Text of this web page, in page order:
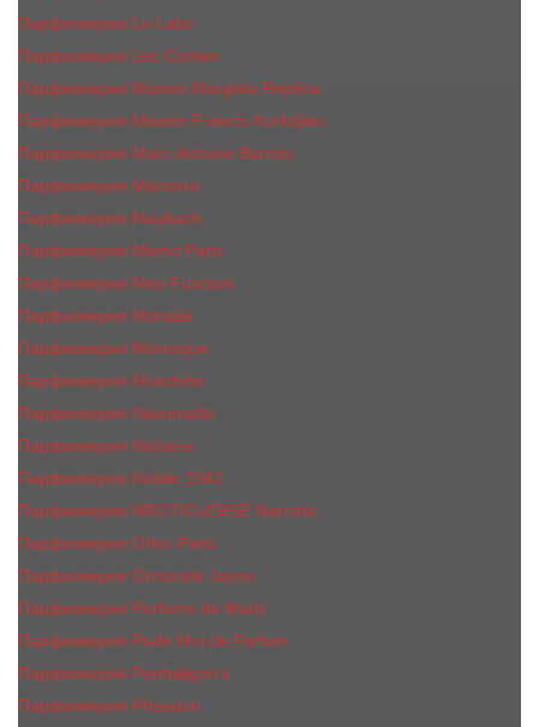
Парфюмерия Le Labo
Парфюмерия Les Contes
Парфюмерия Maison Margiela Replica
Парфюмерия Maison Francis Kurkdjian
Парфюмерия Marc-Antoine Barrois
Парфюмерия Mancera
Парфюмерия Maybach
Парфюмерия Memo Paris
Парфюмерия Meo Fusciuni
Парфюмерия Montale
Парфюмерия Moresque
Парфюмерия Moschino
Парфюмерия Nasomatto
Парфюмерия Nishane
Парфюмерия Nobile 1942
Парфюмерия NROTICuERSE Narcotic
Парфюмерия Orlov Paris
Парфюмерия Ormonde Jayne
Парфюмерия Parfums de Marly
Парфюмерия Parle Moi de Parfum
Парфюмерия Penhaligon's
Парфюмерия Phaedon